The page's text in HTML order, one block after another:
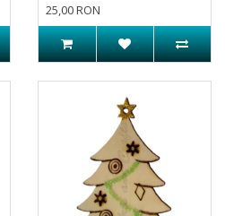
25,00 RON